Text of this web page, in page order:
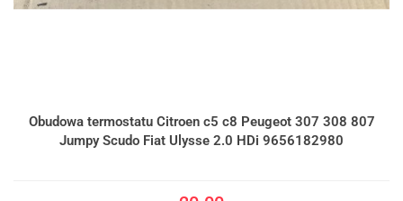
Obudowa termostatu Citroen c5 c8 Peugeot 307 308 807
Jumpy Scudo Fiat Ulysse 2.0 HDi 9656182980